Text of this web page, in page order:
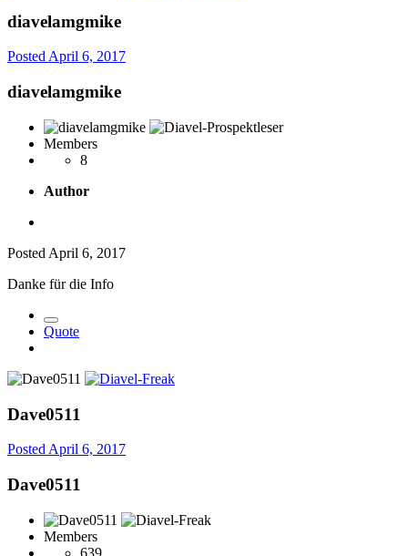
diavelamgmike
PostedApril 6, 2017
diavelamgmike
Members
8
Author
Posted April 6, 2017
Danke für die Info
Quote
Dave0511
Posted April 6, 2017
Dave0511
Members
639